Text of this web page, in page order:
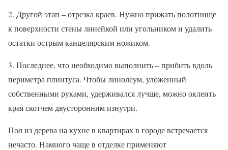
2. Другой этап – отрезка краев. Нужно прижать полотнище
к поверхности стены линейкой или угольником и удалить
остатки острым канцелярским ножиком.
3. Последнее, что необходимо выполнить – прибить вдоль
периметра плинтуса. Чтобы линолеум, уложенный
собственными руками, удерживался лучше, можно оклеить
края скотчем двусторонним изнутри.
Пол из дерева на кухне в квартирах в городе встречается
нечасто. Намного чаще в отделке применяют